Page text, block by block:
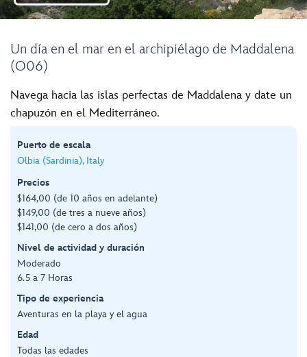
Un día en el mar en el archipiélago de Maddalena
(O06)
Navega hacia las islas perfectas de Maddalena y date un
chapuzón en el Mediterráneo.
Puerto de escala
Olbia (Sardinia), Italy
Precios
$164,00 (de 10 años en adelante)
$149,00 (de tres a nueve años)
$141,00 (de cero a dos años)
Nivel de actividad y duración
Moderado
6.5 a 7 Horas
Tipo de experiencia
Aventuras en la playa y el agua
Edad
Todas las edades